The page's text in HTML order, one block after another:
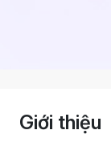
Giới thiệu